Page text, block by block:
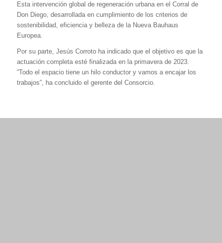
Esta intervención global de regeneración urbana en el Corral de
Don Diego, desarrollada en cumplimiento de los criterios de
sostenibilidad, eficiencia y belleza de la Nueva Bauhaus
Europea.
Por su parte, Jesús Corroto ha indicado que el objetivo es que la
actuación completa esté finalizada en la primavera de 2023.
“Todo el espacio tiene un hilo conductor y vamos a encajar los
trabajos”, ha concluido el gerente del Consorcio.